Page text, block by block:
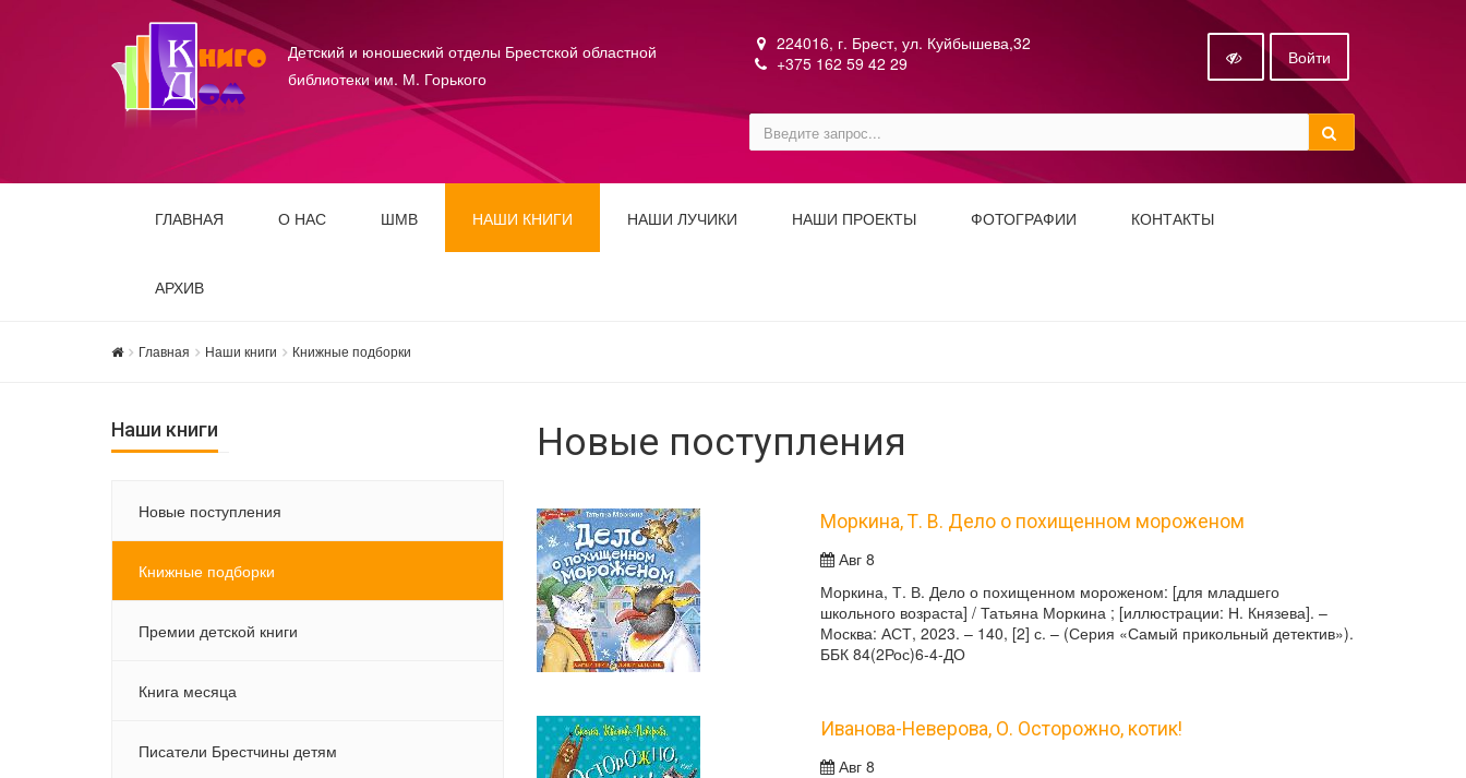
Детский и юношеский отделы Брестской областной
библиотеки им. М. Горького
224016, г. Брест, ул. Куйбышева,32
+375 162 59 42 29
Войти
ГЛАВНАЯ О НАС ШМВ НАШИ КНИГИ НАШИ ЛУЧИКИ НАШИ ПРОЕКТЫ ФОТОГРАФИИ КОНТАКТЫ
АРХИВ
Главная Наши книги Книжные подборки
Наши книги
Новые поступления
Книжные подборки
Премии детской книги
Книга месяца
Писатели Брестчины детям
Новые поступления
Моркина, Т. В. Дело о похищенном мороженом
Авг 8
Моркина, Т. В. Дело о похищенном мороженом: [для младшего
школьного возраста] / Татьяна Моркина ; [иллюстрации: Н. Князева]. –
Москва: АСТ, 2023. – 140, [2] с. – (Серия «Самый прикольный детектив»).
ББК 84(2Рос)6-4-ДО
Иванова-Неверова, О. Осторожно, котик!
Авг 8